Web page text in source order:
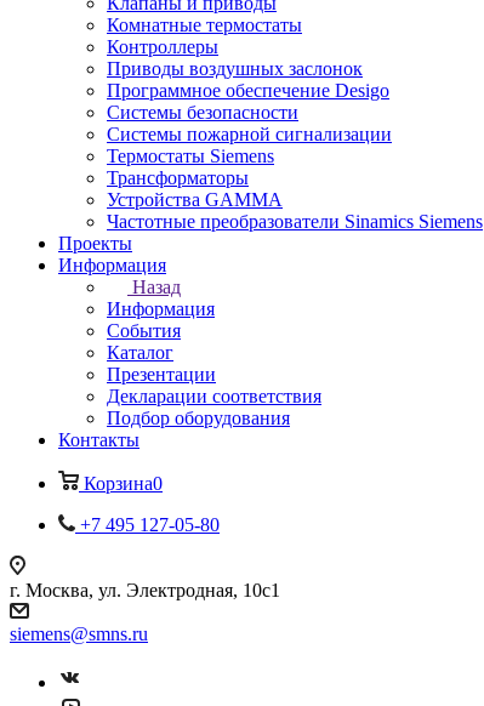
Комнатные термостаты
Контроллеры
Приводы воздушных заслонок
Программное обеспечение Desigo
Системы безопасности
Системы пожарной сигнализации
Термостаты Siemens
Трансформаторы
Устройства GAMMA
Частотные преобразователи Sinamics Siemens
Проекты
Информация
Назад
Информация
События
Каталог
Презентации
Декларации соответствия
Подбор оборудования
Контакты
Корзина0
+7 495 127-05-80
г. Москва, ул. Электродная, 10с1
siemens@smns.ru